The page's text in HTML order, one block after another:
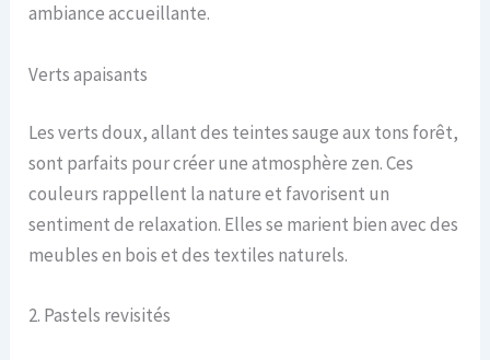
ambiance accueillante.
Verts apaisants
Les verts doux, allant des teintes sauge aux tons forêt,
sont parfaits pour créer une atmosphère zen. Ces
couleurs rappellent la nature et favorisent un
sentiment de relaxation. Elles se marient bien avec des
meubles en bois et des textiles naturels.
2. Pastels revisités